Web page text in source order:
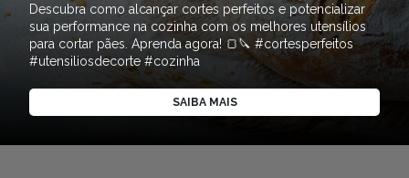
Descubra como alcançar cortes perfeitos e potencializar
sua performance na cozinha com os melhores utensílios
para cortar pães. Aprenda agora! 🍞🔪 #cortesperfeitos
#utensiliosdecorte #cozinha
SAIBA MAIS